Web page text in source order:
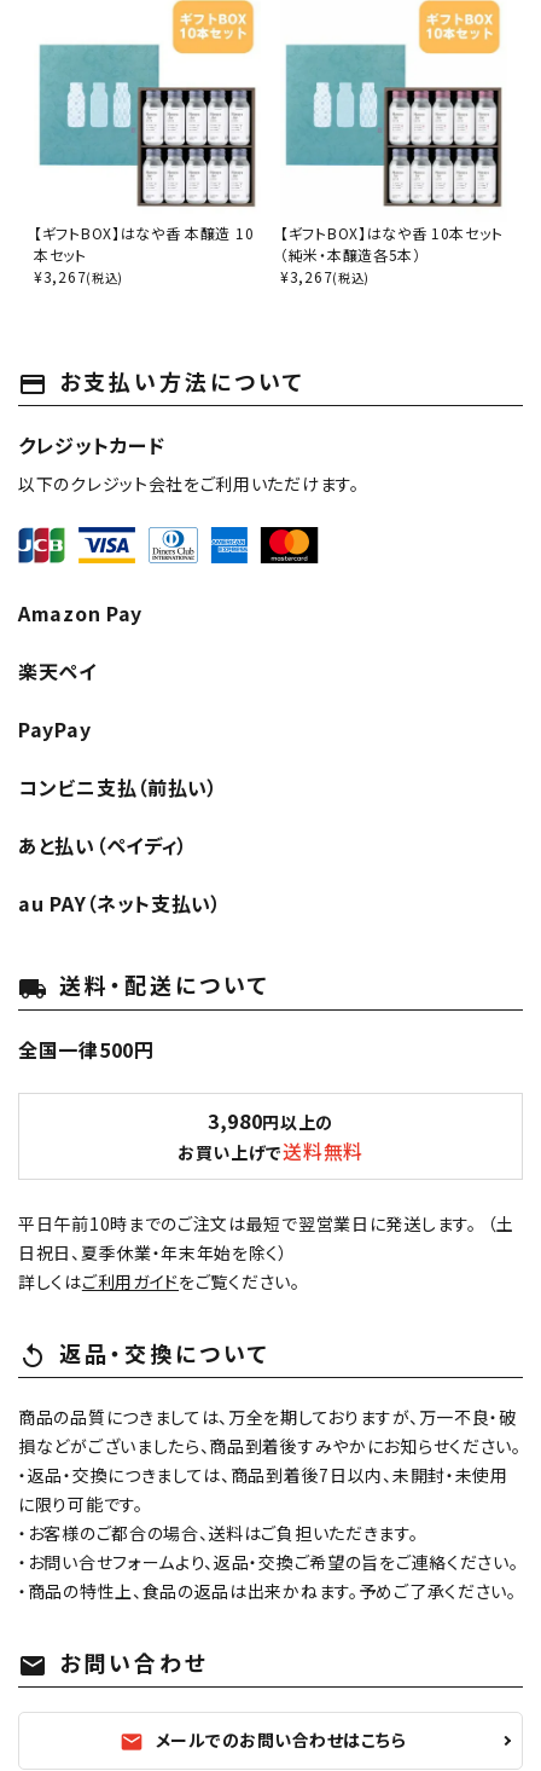
【ギフトBOX】はなや香 本醸造 10
本セット
¥3,267(税込)
【ギフトBOX】はなや香 10本セット
（純米・本醸造各5本）
¥3,267(税込)
payment お支払い方法について
クレジットカード
以下のクレジット会社をご利用いただけます。
Amazon Pay
楽天ペイ
PayPay
コンビニ支払（前払い）
あと払い（ペイディ）
au PAY（ネット支払い）
local_shipping 送料・配送について
全国一律500円
3,980円以上の
お買い上げで送料無料
平日午前10時までのご注文は最短で翌営業日に発送します。 （土
日祝日、夏季休業・年末年始を除く）
詳しくはご利用ガイドをご覧ください。
replay 返品・交換について
商品の品質につきましては、万全を期しておりますが、万一不良・破
損などがございましたら、商品到着後すみやかにお知らせください。
・返品・交換につきましては、商品到着後7日以内、未開封・未使用
に限り可能です。
・お客様のご都合の場合、送料はご負担いただきます。
・お問い合せフォームより、返品・交換ご希望の旨をご連絡ください。
・商品の特性上、食品の返品は出来かねます。予めご了承ください。
mail お問い合わせ
mail メールでのお問い合わせはこちら